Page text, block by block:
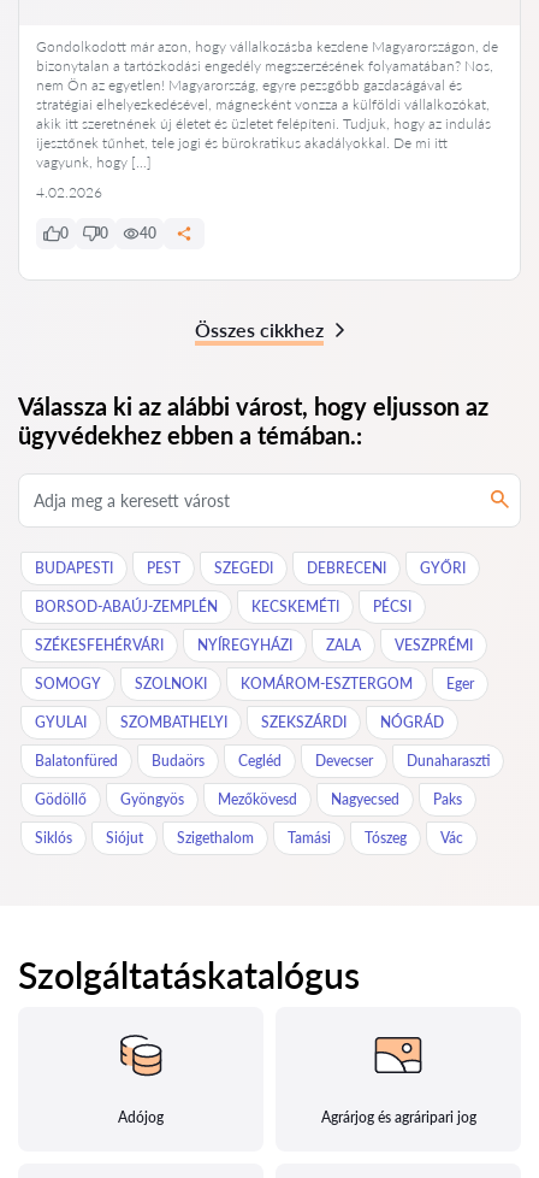
Gondolkodott már azon, hogy vállalkozásba kezdene Magyarországon, de
bizonytalan a tartózkodási engedély megszerzésének folyamatában? Nos,
nem Ön az egyetlen! Magyarország, egyre pezsgőbb gazdaságával és
stratégiai elhelyezkedésével, mágnesként vonzza a külföldi vállalkozókat,
akik itt szeretnének új életet és üzletet felépíteni. Tudjuk, hogy az indulás
ijesztőnek tűnhet, tele jogi és bürokratikus akadályokkal. De mi itt
vagyunk, hogy […]
4.02.2026
0 0 40
Összes cikkhez
Válassza ki az alábbi várost, hogy eljusson az
ügyvédekhez ebben a témában.:
BUDAPESTI PEST SZEGEDI DEBRECENI GYŐRI
BORSOD-ABAÚJ-ZEMPLÉN KECSKEMÉTI PÉCSI
SZÉKESFEHÉRVÁRI NYÍREGYHÁZI ZALA VESZPRÉMI
SOMOGY SZOLNOKI KOMÁROM-ESZTERGOM Eger
GYULAI SZOMBATHELYI SZEKSZÁRDI NÓGRÁD
Balatonfüred Budaörs Cegléd Devecser Dunaharaszti
Gödöllő Gyöngyös Mezőkövesd Nagyecsed Paks
Siklós Siójut Szigethalom Tamási Tószeg Vác
Szolgáltatáskatalógus
Adójog Agrárjog és agráripari jog